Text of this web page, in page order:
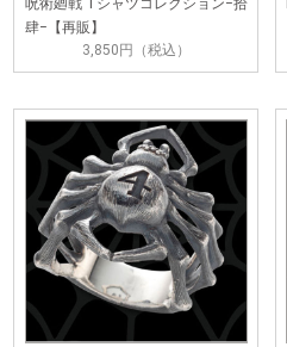
呪術廻戦 Tシャツコレクション−拾
肆−【再販】
3,850円（税込）